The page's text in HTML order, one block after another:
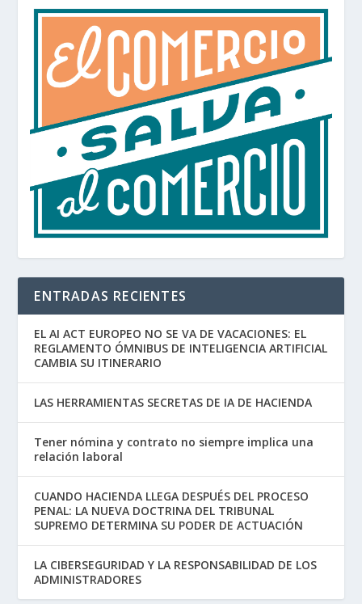
ENTRADAS RECIENTES
EL AI ACT EUROPEO NO SE VA DE VACACIONES: EL
REGLAMENTO ÓMNIBUS DE INTELIGENCIA ARTIFICIAL
CAMBIA SU ITINERARIO
LAS HERRAMIENTAS SECRETAS DE IA DE HACIENDA
Tener nómina y contrato no siempre implica una
relación laboral
CUANDO HACIENDA LLEGA DESPUÉS DEL PROCESO
PENAL: LA NUEVA DOCTRINA DEL TRIBUNAL
SUPREMO DETERMINA SU PODER DE ACTUACIÓN
LA CIBERSEGURIDAD Y LA RESPONSABILIDAD DE LOS
ADMINISTRADORES